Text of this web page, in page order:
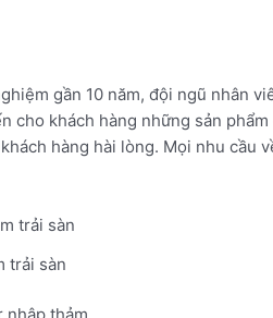
gần 10 năm, đội ngũ nhân
khách hàng những sản
hàng hài lòng. Mọi nhu cầu
trải sàn